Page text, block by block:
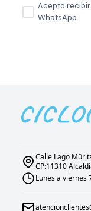
Acepto
WhatsApp
Calle Lago
CP:11310
Lunes a viernes